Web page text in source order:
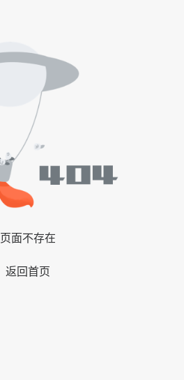
页面不存在
返回首页